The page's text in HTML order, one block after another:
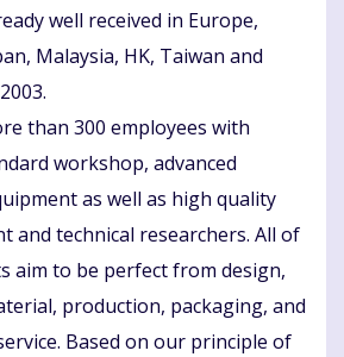
well received in Europe,
Malaysia, HK, Taiwan and
than 300 employees with
workshop, advanced
as well as high quality
and technical researchers. All of
aim to be perfect from design,
production, packaging, and
Based on our principle of